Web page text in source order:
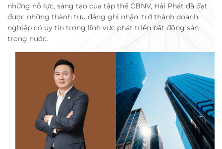
những nỗ lực, sáng tạo của tập thể CBNV, Hải Phát đã đạt
được những thành tựu đáng ghi nhận, trở thành doanh
nghiệp có uy tín trong lĩnh vực phát triển bất động sản
trong nước.